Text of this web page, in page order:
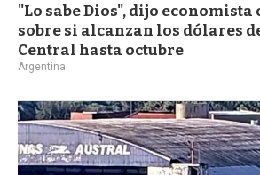
"Lo sabe Dios", dijo
sobre si alcanzan los dólares
Central hasta octubre
Argentina